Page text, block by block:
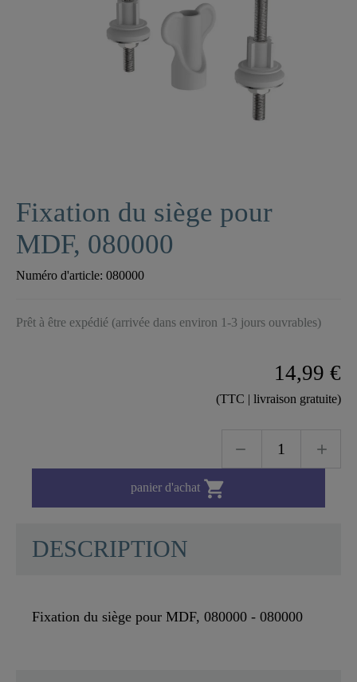
Fixation du siège pour
MDF, 080000
Numéro d'article: 080000
Prêt à être expédié (arrivée dans environ 1-3 jours ouvrables)
14,99 €
(TTC | livraison gratuite)
panier d'achat 
DESCRIPTION
Fixation du siège pour MDF, 080000 - 080000